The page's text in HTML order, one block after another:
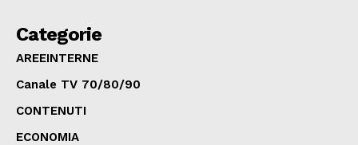
Categorie
AREEINTERNE
Canale TV 70/80/90
CONTENUTI
ECONOMIA